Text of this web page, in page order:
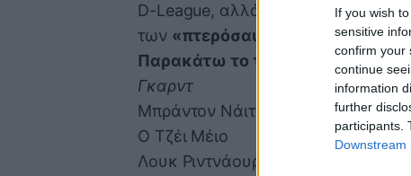
If you wish
sensitive
confirm your
continue
information
further
participants.
Downstream
D-League, αλλά ούτε ο 24χρονος
των «πτερόσαυρων»
Παρακάτω το τωρινό ρόστερ
Γκαρντ
Μπράντον Νάιτ
Ο Τζέι Μέιο
Λουκ Ριντνάουρ